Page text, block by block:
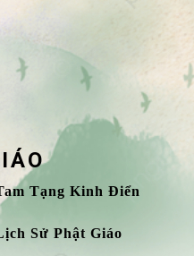
Tạng Kinh Điển
Sử Phật Giáo